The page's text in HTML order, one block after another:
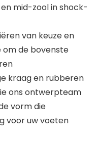
mid-zool in shock-
van keuze en
de bovenste
kraag en rubberen
ons ontwerpteam
vorm die
voor uw voeten